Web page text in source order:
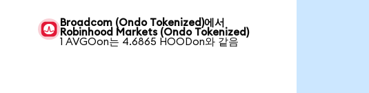
Broadcom (Ondo Tokenized)에서
Robinhood Markets (Ondo Tokenized)
1 AVGOon는 4.6865 HOODon와 같음